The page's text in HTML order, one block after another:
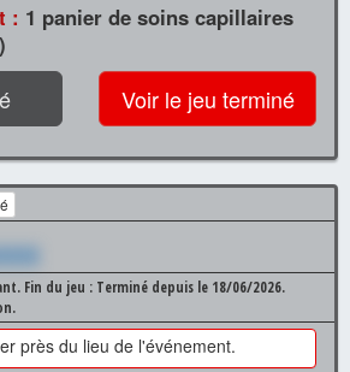
: 1 panier de soins capillaires
Voir le jeu terminé
Fin du jeu : Terminé depuis le 18/06/2026.
près du lieu de l'événement.